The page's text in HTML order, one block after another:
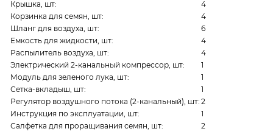
Крышка, шт:
4
Корзинка для семян, шт:
4
Шланг для воздуха, шт:
6
Емкость для жидкости, шт:
4
Распылитель воздуха, шт:
4
Электрический 2-канальный компрессор, шт:
1
Модуль для зеленого лука, шт:
1
Сетка-вкладыш, шт:
1
Регулятор воздушного потока (2-канальный), шт: 2
Инструкция по эксплуатации, шт:
1
Салфетка для проращивания семян, шт:
2